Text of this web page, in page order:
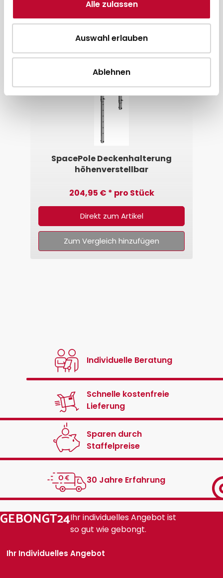
Alle zulassen
Auswahl erlauben
Ablehnen
SpacePole Deckenhalterung
höhenverstellbar
204,95 € * pro Stück
Direkt zum Artikel
Zum Vergleich hinzufügen
Individuelle Beratung
Schnelle kostenfreie
Lieferung
Sparen durch
Staffelpreise
30 Jahre Erfahrung
GEBONGT24Ihr individuelles Angebot ist
so gut wie gebongt.
Ihr Individuelles Angebot